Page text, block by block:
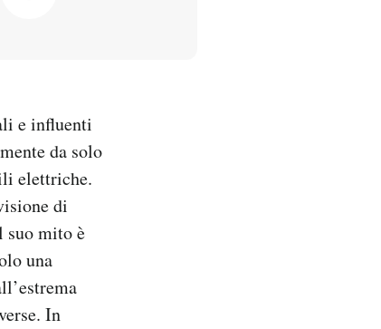
e influenti
da solo
elettriche.
di
suo mito è
una
In